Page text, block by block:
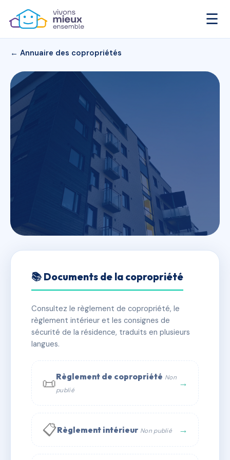
☰
← Annuaire des copropriétés
COPROPRIETE ALARY
FRAISSE
📍 50 r des carmes 15000 Aurillac
✓ Immatriculée 🏠 43 lots 🏗 18 bâtiment(s)
📞 Contacter Syndic Digital 💬 WhatsApp
✉ Email
📚 Documents de la copropriété
Consultez le règlement de copropriété, le
règlement intérieur et les consignes de
sécurité de la résidence, traduits en plusieurs
langues.
📜Règlement de copropriété Non
publié
→
📋Règlement intérieur Non publié →